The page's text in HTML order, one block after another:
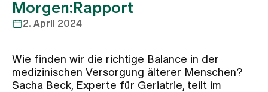
Themen
Projekte
Morgen:Rapport
2. April 2024
Wie finden wir die richtige Balance in der
medizinischen Versorgung älterer Menschen?
Sacha Beck, Experte für Geriatrie, teilt im